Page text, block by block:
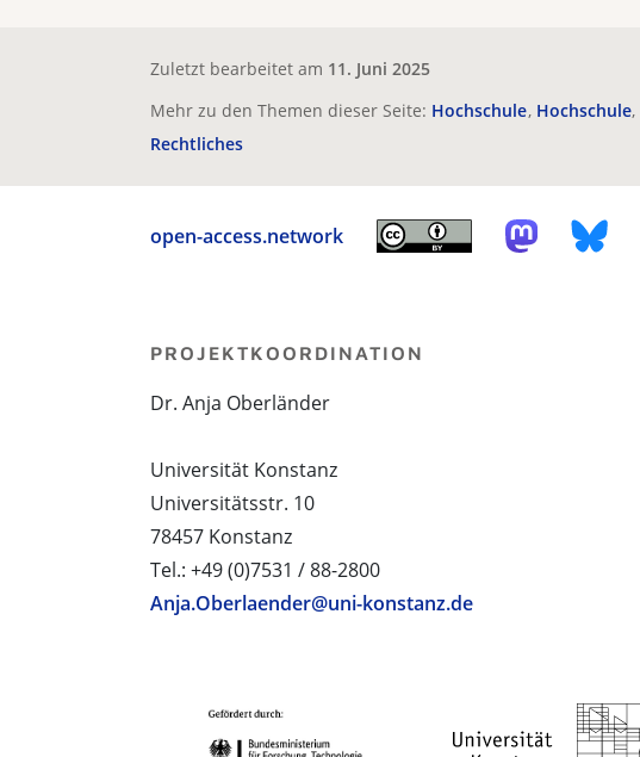
Zuletzt bearbeitet am 11. Juni 2025
Mehr zu den Themen dieser Seite: Hochschule Hochschule
Rechtliches
open-access.network
PROJEKTKOORDINATION
Dr. Anja Oberländer
Universität Konstanz
Universitätsstr. 10
78457 Konstanz
Tel.: +49 (0)7531 / 88-2800
Anja.Oberlaender@uni-konstanz.de